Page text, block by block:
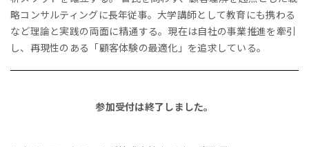
略コンサルティングに長年従事。大学講師として教育にも携わる
など理論と実践の両面に精通する。現在は自社の事業推進を牽引
し、再現性のある「顧客体験の最適化」を追求している。
参加受付は終了しました。